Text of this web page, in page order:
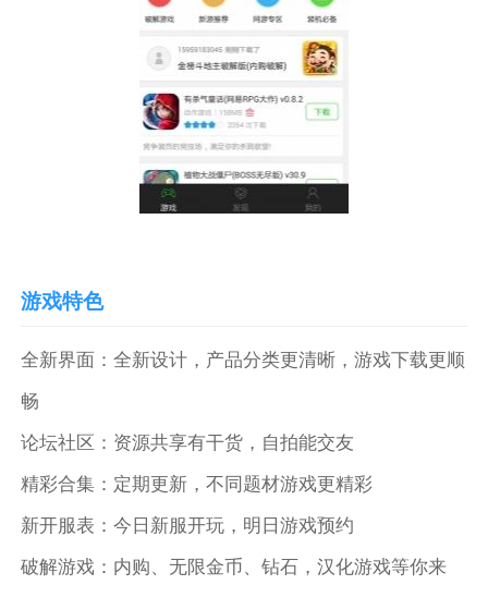
游戏特色
全新界面：全新设计，产品分类更清晰，游戏下载更顺
畅
论坛社区：资源共享有干货，自拍能交友
精彩合集：定期更新，不同题材游戏更精彩
新开服表：今日新服开玩，明日游戏预约
破解游戏：内购、无限金币、钻石，汉化游戏等你来